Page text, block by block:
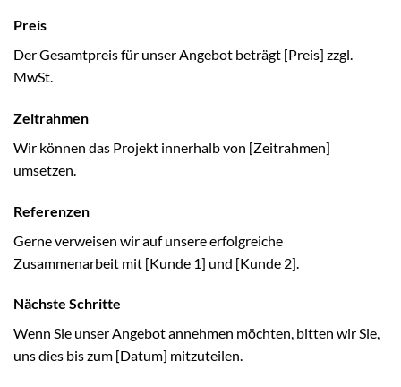
Preis
Der Gesamtpreis für unser Angebot beträgt [Preis] zzgl.
MwSt.
Zeitrahmen
Wir können das Projekt innerhalb von [Zeitrahmen]
umsetzen.
Referenzen
Gerne verweisen wir auf unsere erfolgreiche
Zusammenarbeit mit [Kunde 1] und [Kunde 2].
Nächste Schritte
Wenn Sie unser Angebot annehmen möchten, bitten wir Sie,
uns dies bis zum [Datum] mitzuteilen.